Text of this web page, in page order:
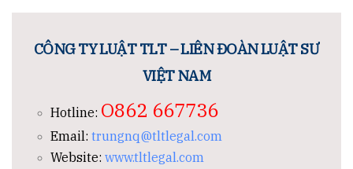
CÔNG TY LUẬT TLT – LIÊN ĐOÀN LUẬT SƯ
VIỆT NAM
Hotline: O862 667736
Email: trungnq@tltlegal.com
Website:www.tltlegal.com